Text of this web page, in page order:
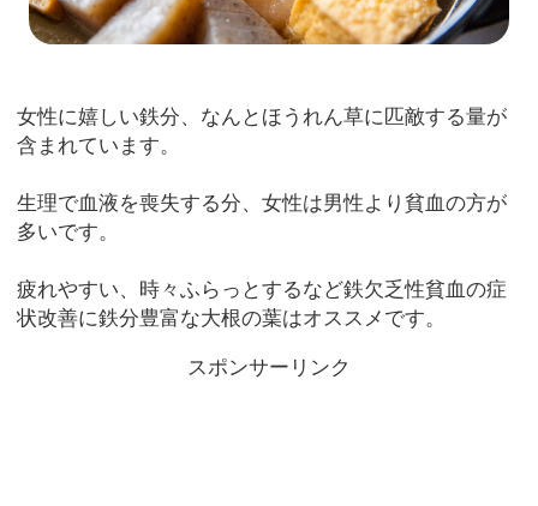
女性に嬉しい鉄分、なんとほうれん草に匹敵する量が
含まれています。
生理で血液を喪失する分、女性は男性より貧血の方が
多いです。
疲れやすい、時々ふらっとするなど鉄欠乏性貧血の症
状改善に鉄分豊富な大根の葉はオススメです。
スポンサーリンク